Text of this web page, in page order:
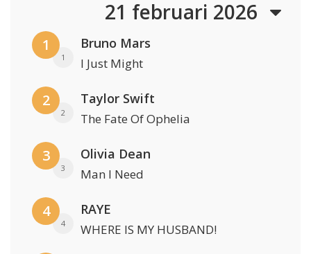
21 februari 2026
1
1
Bruno Mars
I Just Might
2
2
Taylor Swift
The Fate Of Ophelia
3
3
Olivia Dean
Man I Need
4
4
RAYE
WHERE IS MY HUSBAND!